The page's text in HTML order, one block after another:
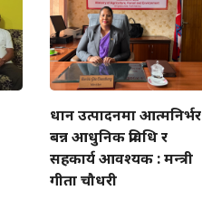
धान उत्पादनमा आत्मनिर्भर
बन्न आधुनिक प्रविधि र
सहकार्य आवश्यक : मन्त्री
गीता चौधरी